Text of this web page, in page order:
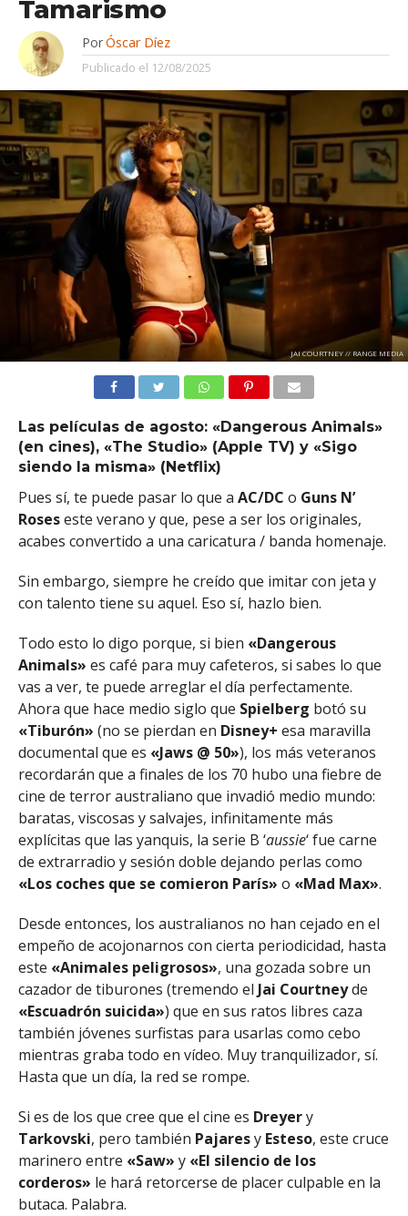
Tamarismo
PorÓscar Díez
Publicado el 12/08/2025
JAI COURTNEY // RANGE MEDIA
Las películas de agosto: «Dangerous Animals»
(en cines), «The Studio» (Apple TV) y «Sigo
siendo la misma» (Netflix)
Pues sí, te puede pasar lo que a AC/DC o Guns N’
Roseseste verano y que, pese a ser los originales,
acabes convertido a una caricatura / banda homenaje.
Sin embargo, siempre he creído que imitar con jeta y
con talento tiene su aquel. Eso sí, hazlo bien.
Todo esto lo digo porque, si bien «Dangerous
Animals» es café para muy cafeteros, si sabes lo que
vas a ver, te puede arreglar el día perfectamente.
Ahora que hace medio siglo que Spielberg botó su
«Tiburón» (no se pierdan en Disney+ esa maravilla
documental que es «Jaws @ 50»), los más veteranos
recordarán que a finales de los 70 hubo una fiebre de
cine de terror australiano que invadió medio mundo:
baratas, viscosas y salvajes, infinitamente más
explícitas que las yanquis, la serie B ‘aussie‘ fue carne
de extrarradio y sesión doble dejando perlas como
«Los coches que se comieron París» o «Mad Max».
Desde entonces, los australianos no han cejado en el
empeño de acojonarnos con cierta periodicidad, hasta
este «Animales peligrosos», una gozada sobre un
cazador de tiburones (tremendo el Jai Courtneyde
«Escuadrón suicida») que en sus ratos libres caza
también jóvenes surfistas para usarlas como cebo
mientras graba todo en vídeo. Muy tranquilizador, sí.
Hasta que un día, la red se rompe.
Si es de los que cree que el cine es Dreyery
Tarkovski, pero también Pajaresy Esteso, este cruce
marinero entre «Saw» y «El silencio de los
corderos» le hará retorcerse de placer culpable en la
butaca. Palabra.